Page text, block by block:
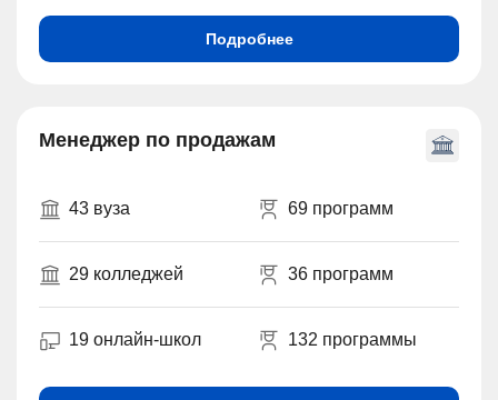
Подробнее
Менеджер по продажам
43 вуза 69 программ
29 колледжей 36 программ
19 онлайн-школ 132 программы